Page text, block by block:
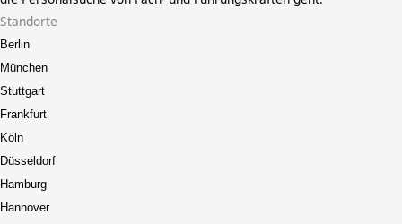
Standorte
Berlin
München
Stuttgart
Frankfurt
Köln
Düsseldorf
Hamburg
Hannover